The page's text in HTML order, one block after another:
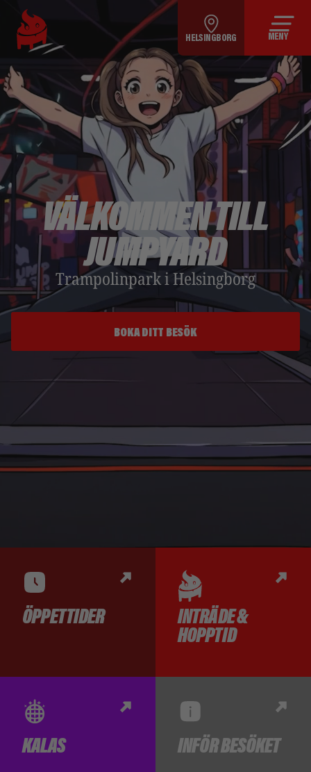
HELSINGBORG MENY
VÄLKOMMEN TILL
JUMPYARD
Trampolinpark i Helsingborg
BOKA DITT BESÖK
ÖPPETTIDER INTRÄDE &
HOPPTID
KALAS INFÖR BESÖKET